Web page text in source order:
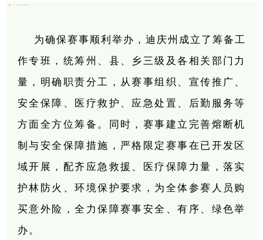
为确保赛事顺利举办，迪庆州成立了筹备工
作专班，统筹州、县、乡三级及各相关部门力
量，明确职责分工，从赛事组织、宣传推广、
安全保障、医疗救护、应急处置、后勤服务等
方面全方位筹备。同时，赛事建立完善熔断机
制与安全保障措施，严格限定赛事在已开发区
域开展，配齐应急救援、医疗保障力量，落实
护林防火、环境保护要求，为全体参赛人员购
买意外险，全力保障赛事安全、有序、绿色举
办。